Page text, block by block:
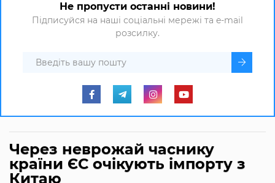
Не пропусти останні новини!
Підписуйся на наші соціальні мережі та e-mail
розсилку.
Через неврожай часнику
країни ЄС очікують імпорту з
Китаю